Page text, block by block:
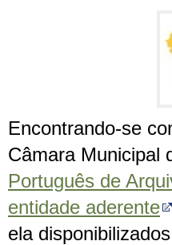
Encontrando-se
Câmara Municipal
Português de
entidade aderente
ela